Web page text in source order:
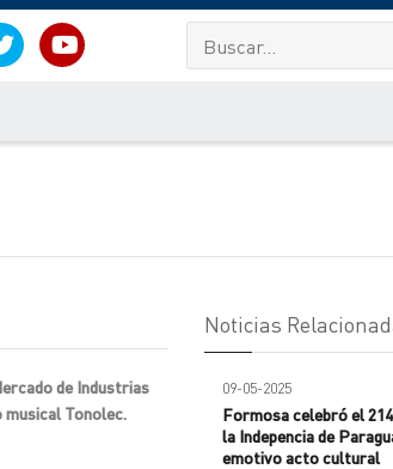
de Industrias
Tonolec.
Noticias
09-05-2025
Formosa celebró el
la Indepencia de
emotivo acto cultural